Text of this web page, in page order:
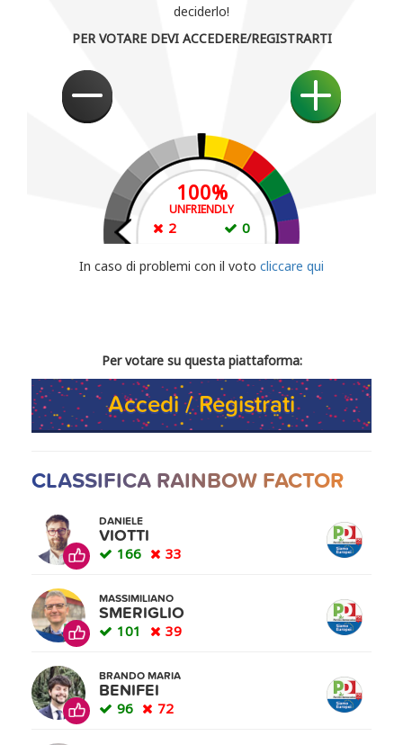
deciderlo!
PER VOTARE DEVI ACCEDERE/REGISTRARTI
100%
UNFRIENDLY
2 0
CONDIVIDI IL TUO VOTO
In caso di problemi con il voto cliccare qui
Per votare su questa piattaforma:
Accedi / Registrati
CLASSIFICA RAINBOW FACTOR
DANIELE
VIOTTI
166 33
MASSIMILIANO
SMERIGLIO
101 39
BRANDO MARIA
BENIFEI
96 72